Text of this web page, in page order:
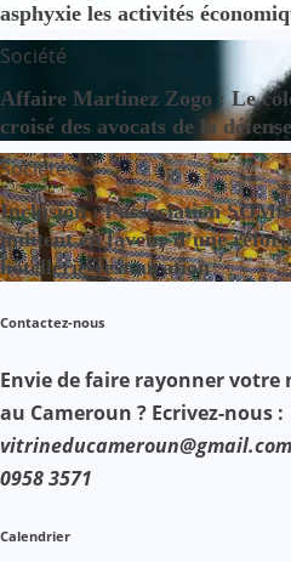
asphyxie les activités
Société
Affaire Martinez Zogo : Le
croisé des avocats de la défense
Société
Inclusion : l’association
militent en faveur d’une
hôtellerie-restauration
Contactez-nous
Envie de faire rayonner
au Cameroun ? Ecrivez-nous :
0958 3571
Calendrier